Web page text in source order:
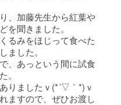
、加藤先生から紅葉や
を聞きました。
るみをほじって食べた
ました。
、あっという間に試食
。
りましたｖ(*´▽｀*)ｖ
ますので、ぜひお渡し